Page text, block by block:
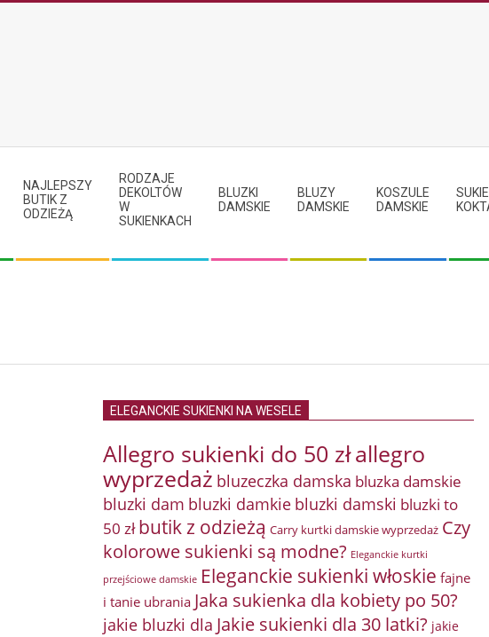
NAJLEPSZY
BUTIK Z
ODZIEŻĄ
RODZAJE
DEKOLTÓW
W
SUKIENKACH
BLUZKI
DAMSKIE
BLUZY
DAMSKIE
KOSZULE
DAMSKIE
ELEGANCKIE SUKIENKI NA WESELE
Allegro sukienki do 50 złallegro
wyprzedaż bluzeczka damska bluzka damskie
bluzki dam bluzki damkie bluzki damski bluzki to
50 zł butik z odzieżą Carry kurtki damskie wyprzedaż Czy
kolorowe sukienki są modne? Eleganckie kurtki
przejściowe damskie Eleganckie sukienki włoskie fajne
i tanie ubrania Jaka sukienka dla kobiety po 50?
jakie bluzki dla Jakie sukienki dla 30 latki? jakie